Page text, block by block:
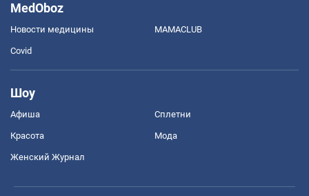
MedOboz
Новости медицины MAMACLUB
Covid
Шоу
Афиша Сплетни
Красота Мода
Женский Журнал